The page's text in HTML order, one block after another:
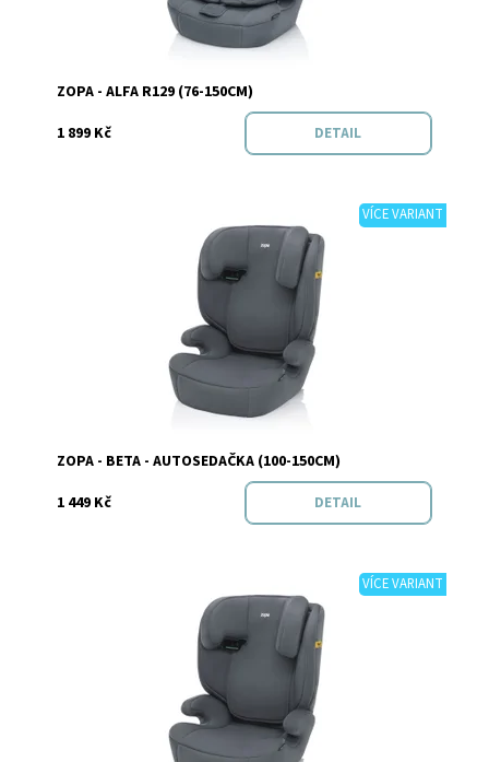
Značka:
ZOPA - ALFA R129 (76-150CM)
1 899 Kč
DETAIL
VÍCE VARIANT
Skladem
Značka: Zopa
ZOPA - BETA - AUTOSEDAČKA (100-150CM)
1 449 Kč
DETAIL
VÍCE VARIANT
Skladem